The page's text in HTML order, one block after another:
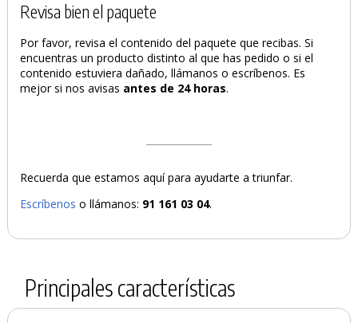
Revisa bien el paquete
Por favor, revisa el contenido del paquete que recibas. Si
encuentras un producto distinto al que has pedido o si el
contenido estuviera dañado, llámanos o escríbenos. Es
mejor si nos avisas antes de 24 horas.
Recuerda que estamos aquí para ayudarte a triunfar.
Escríbenos o llámanos: 91 161 03 04.
Principales características